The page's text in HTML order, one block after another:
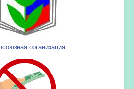
организация